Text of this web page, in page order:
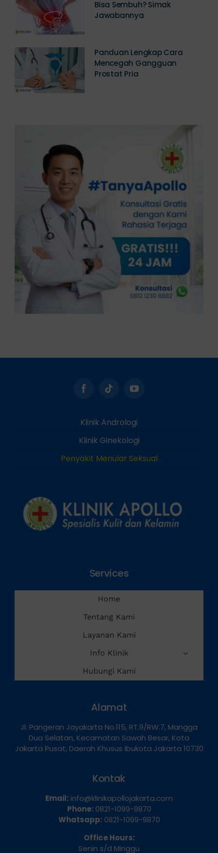
Penyakit Prostat Apakah
Bisa Sembuh? Simak
Panduan Lengkap Cara
Mencegah Gangguan
Hubungi Kami
Jl. Pangeran Jayakarta No.115, RT.9/RW.7, Mangga
Dua Selatan, Kecamatan Sawah Besar, Kota
Email:info@klinikapollojakarta.com
Phone:0821-1099-9870
Office Hours: